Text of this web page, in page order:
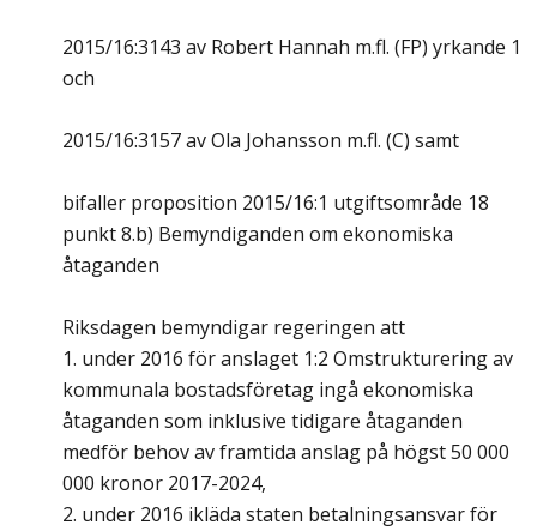
2015/16:3143 av Robert Hannah m.fl. (FP) yrkande 1
och
2015/16:3157 av Ola Johansson m.fl. (C) samt
bifaller proposition 2015/16:1 utgiftsområde 18
punkt 8.b) Bemyndiganden om ekonomiska
åtaganden
Riksdagen bemyndigar regeringen att
1. under 2016 för anslaget 1:2 Omstrukturering av
kommunala bostadsföretag ingå ekonomiska
åtaganden som inklusive tidigare åtaganden
medför behov av framtida anslag på högst 50 000
000 kronor 2017-2024,
2. under 2016 ikläda staten betalningsansvar för